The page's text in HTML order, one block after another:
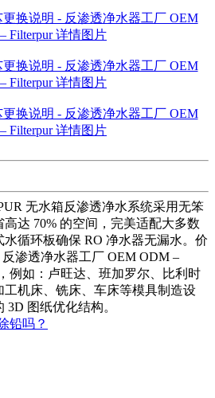
无水箱反渗透净水系统采用无笨
达 70% 的空间，完美适配大多数
循环板确保 RO 净水器无漏水。价
渗透净水器工厂 OEM ODM –
例如：卢旺达、班加罗尔、比利时
机床、铣床、车床等模具制造设
图纸优化结构。
铅吗？